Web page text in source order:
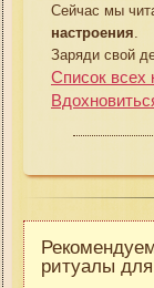
Сейчас мы
настроения
Заряди свой
Список всех
ритуалы для